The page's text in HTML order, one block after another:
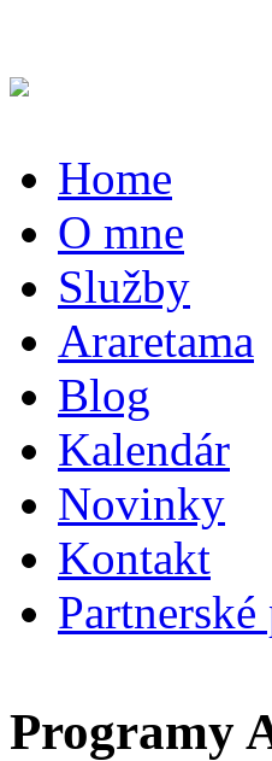
Home
O mne
Služby
Araretama
Blog
Kalendár
Novinky
Kontakt
Programy